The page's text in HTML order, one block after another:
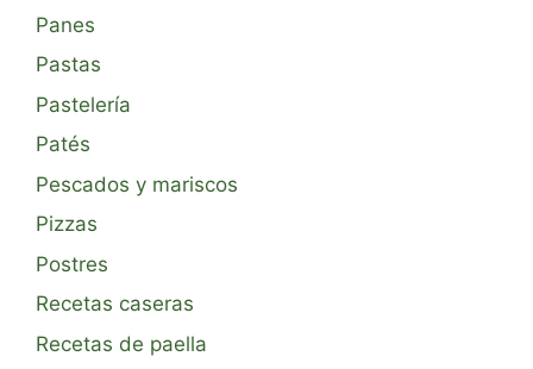
Panes
Pastas
Pastelería
Patés
Pescados y mariscos
Pizzas
Postres
Recetas caseras
Recetas de paella